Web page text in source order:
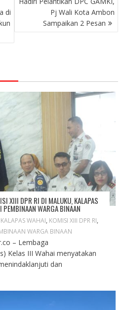
di
Pj Wali Kota Ambon
Sampaikan 2 Pesan
XIII DPR RI DI MALUKU, KALAPAS
WARGA BINAAN
KALAPAS WAHAI, KOMISI XIII DPR RI,
WARGA BINAAN
– Lembaga
Kelas III Wahai menyatakan
dan